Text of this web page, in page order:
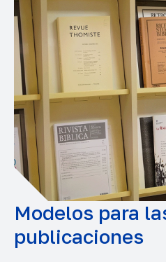
Modelos para
publicaciones